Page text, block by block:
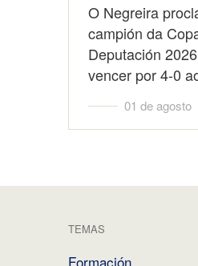
O Negreira
campión da
Deputación
vencer por 4-0
01 de agosto
TEMAS
Formación